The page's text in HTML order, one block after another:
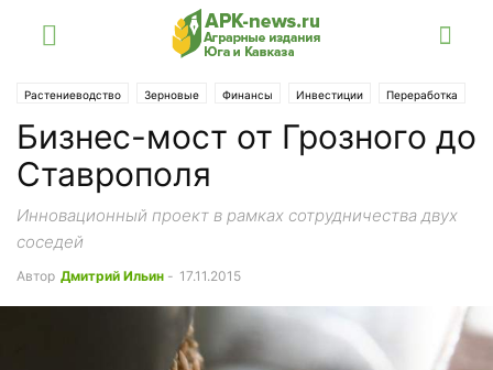
Растениеводство Зерновые Финансы Инвестиции Переработка
В России Статьи
Бизнес-мост от Грозного до
Ставрополя
Инновационный проект в рамках сотрудничества двух
соседей
Автор Дмитрий Ильин - 17.11.2015